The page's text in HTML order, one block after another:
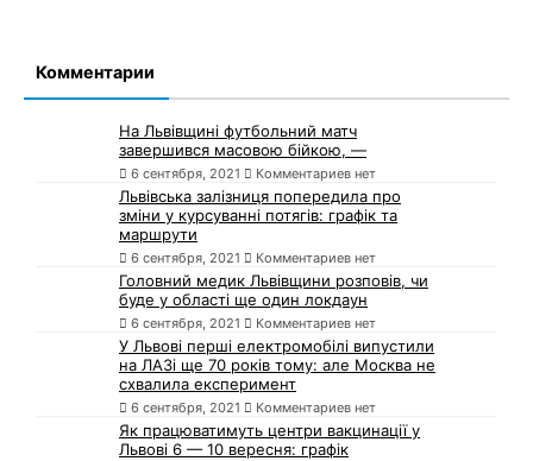
Комментарии
На Львівщині футбольний матч
завершився масовою бійкою, —
6 сентября, 2021 Комментариев нет
Львівська залізниця попередила про
зміни у курсуванні потягів: графік та
маршрути
6 сентября, 2021 Комментариев нет
Головний медик Львівщини розповів, чи
буде у області ще один локдаун
6 сентября, 2021 Комментариев нет
У Львові перші електромобілі випустили
на ЛАЗі ще 70 років тому: але Москва не
схвалила експеримент
6 сентября, 2021 Комментариев нет
Як працюватимуть центри вакцинації у
Львові 6 — 10 вересня: графік